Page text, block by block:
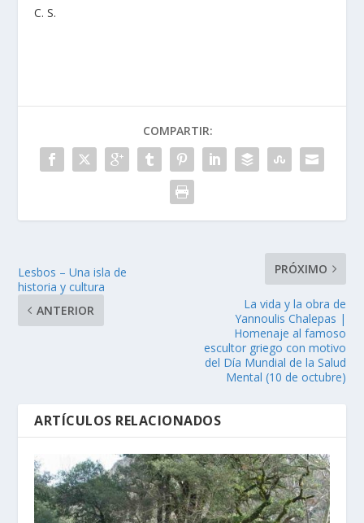
C. S.
COMPARTIR:
Lesbos – Una isla de
historia y cultura
ANTERIOR
PRÓXIMO
La vida y la obra de
Yannoulis Chalepas |
Homenaje al famoso
escultor griego con motivo
del Día Mundial de la Salud
Mental (10 de octubre)
ARTÍCULOS RELACIONADOS